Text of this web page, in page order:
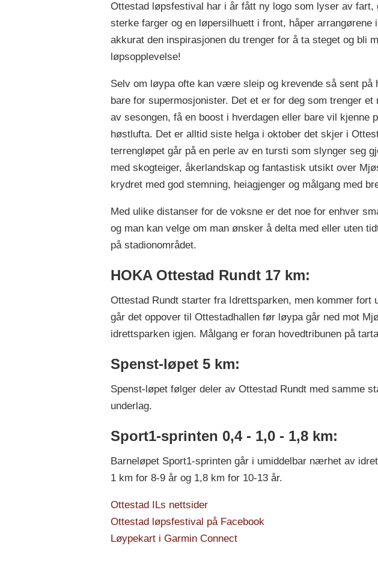
Ottestad løpsfestival har i år fått ny logo som lyser av fart,
sterke farger og en løpersilhuett i front, håper arrangørene
akkurat den inspirasjonen du trenger for å ta steget og bli
løpsopplevelse!
Selv om løypa ofte kan være sleip og krevende så sent på
bare for supermosjonister. Det et er for deg som trenger et
av sesongen, få en boost i hverdagen eller bare vil kjenne
høstlufta. Det er alltid siste helga i oktober det skjer i
terrengløpet går på en perle av en tursti som slynger seg
med skogteiger, åkerlandskap og fantastisk utsikt over
krydret med god stemning, heiagjenger og målgang med
Med ulike distanser for de voksne er det noe for enhver
og man kan velge om man ønsker å delta med eller uten
på stadionområdet.
HOKA Ottestad Rundt 17 km:
Ottestad Rundt starter fra Idrettsparken, men kommer
går det oppover til Ottestadhallen før løypa går ned mot
idrettsparken igjen. Målgang er foran hovedtribunen på
Spenst-løpet 5 km:
Spenst-løpet følger deler av Ottestad Rundt med samme
underlag.
Sport1-sprinten 0,4 - 1,0 - 1,8 km:
Barneløpet Sport1-sprinten går i umiddelbar nærhet av
1 km for 8-9 år og 1,8 km for 10-13 år.
Ottestad ILs nettsider
Ottestad løpsfestival på Facebook
Løypekart i Garmin Connect